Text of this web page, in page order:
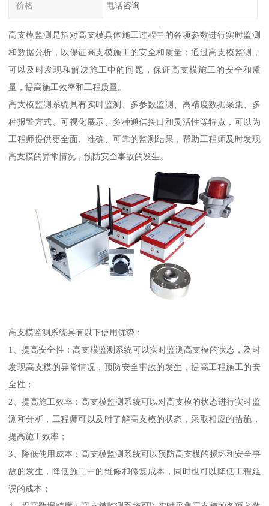
价格 电话咨询
高支模监测是指对高支模具体施工过程中的各项参数进行实时监测
和数据分析，以保证高支模施工的安全和质量；通过高支模监测，
可以及时发现和解决施工中的问题，保证高支模施工的安全和质
量，提高施工效率和工程质量。
高支模监测系统具有实时监测、多参数监测、高精度数据采集、多
种报警方式、可视化展示、多种通信接口和灵活性等特点，可以为
工程师提供更全面、准确、可靠的监测结果，帮助工程师及时发现
高支模的异常情况，预防安全事故的发生。
高支模监测系统具有以下使用优势：
1、提高安全性：高支模监测系统可以实时监测高支模的状态，及时
发现高支模的异常情况，预防安全事故的发生，提高工程施工的安
全性；
2、提高施工效率：高支模监测系统可以对高支模的状态进行实时监
测和分析，工程师可以及时了解高支模的状态，采取相应的措施，
提高施工效率；
3、降低使用成本：高支模监测系统可以预防高支模的损坏和安全事
故的发生，降低施工中的维修和修复成本，同时也可以降低工程延
误的成本；